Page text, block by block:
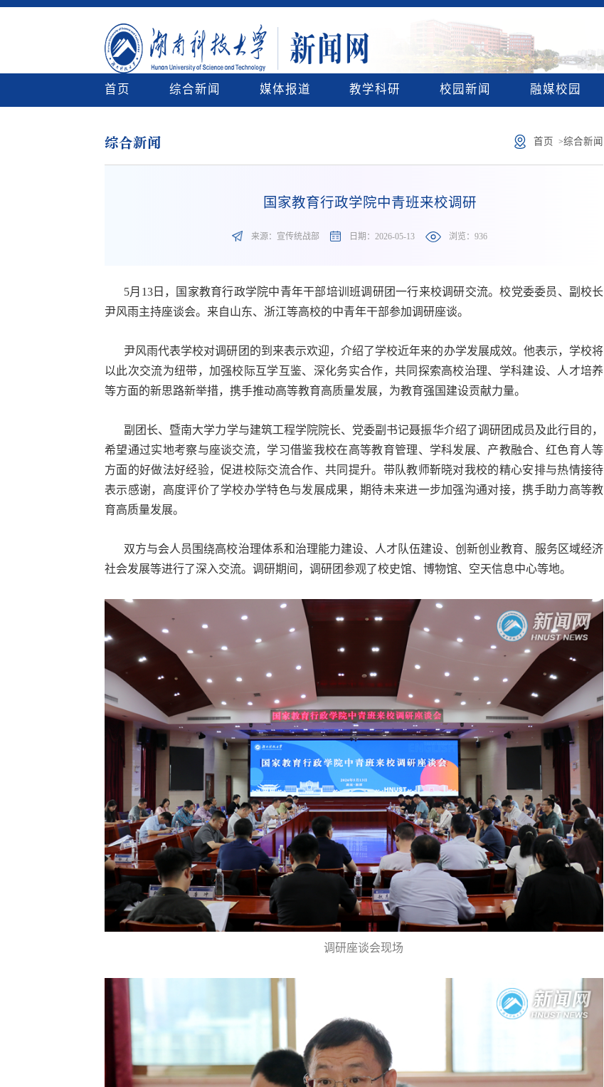
首页 综合新闻 媒体报道 教学科研 校园新闻 融媒校园
综合新闻 首页 >综合新闻
国家教育行政学院中青班来校调研
来源：宣传统战部 日期：2026-05-13 浏览： 936
5月13日，国家教育行政学院中青年干部培训班调研团一行来校调研交流。校党委委员、副校长
尹风雨主持座谈会。来自山东、浙江等高校的中青年干部参加调研座谈。
尹风雨代表学校对调研团的到来表示欢迎，介绍了学校近年来的办学发展成效。他表示，学校将
以此次交流为纽带，加强校际互学互鉴、深化务实合作，共同探索高校治理、学科建设、人才培养
等方面的新思路新举措，携手推动高等教育高质量发展，为教育强国建设贡献力量。
副团长、 暨南大学力学与建筑工程学院院长、党委副书记聂振华介绍了调研团成员及此行目的，
希望通过实地考察与座谈交流，学习借鉴我校在高等教育管理、学科发展、产教融合、红色育人等
方面的好做法好经验，促进校际交流合作、共同提升。 带队教师靳晓对我校的精心安排与热情接待
表示感谢，高度评价了学校办学特色与发展成果，期待未来进一步加强沟通对接，携手助力高等教
育高质量发展。
双方与会人员围绕高校治理体系和治理能力建设、人才队伍建设、创新创业教育、服务区域经济
社会发展等进行了深入交流。调研期间，调研团参观了校史馆、博物馆、空天信息中心等地。
调研座谈会现场